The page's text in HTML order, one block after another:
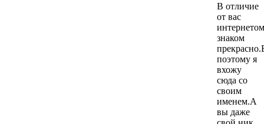
В отличие
от вас
интернетом
знаком
поэтому я
вхожу
сюда со
своим
именем.А
вы даже